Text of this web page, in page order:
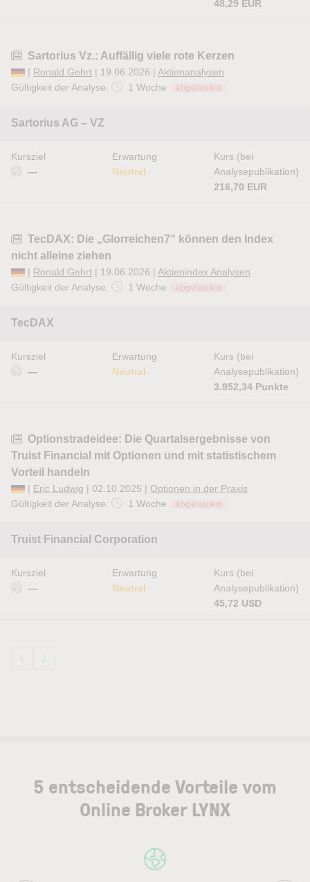
48,29 EUR
Sartorius Vz.: Auffällig viele rote Kerzen
| Ronald Gehrt | 19.06.2026 | Aktienanalysen
Gültigkeit der Analyse:
1 Woche abgelaufen
Sartorius AG – VZ
Kursziel
—
Erwartung
Neutral
Kurs (bei
Analysepublikation)
216,70 EUR
TecDAX: Die „Glorreichen7“ können den Index
nicht alleine ziehen
| Ronald Gehrt | 19.06.2026 | Aktienindex Analysen
Gültigkeit der Analyse:
1 Woche abgelaufen
TecDAX
Kursziel
—
Erwartung
Neutral
Kurs (bei
Analysepublikation)
3.952,34 Punkte
Optionstradeidee: Die Quartalsergebnisse von
Truist Financial mit Optionen und mit statistischem
Vorteil handeln
| Eric Ludwig | 02.10.2025 | Optionen in der Praxis
Gültigkeit der Analyse:
1 Woche abgelaufen
Truist Financial Corporation
Kursziel
—
Erwartung
Neutral
Kurs (bei
Analysepublikation)
45,72 USD
5 entscheidende Vorteile vom
Online Broker LYNX